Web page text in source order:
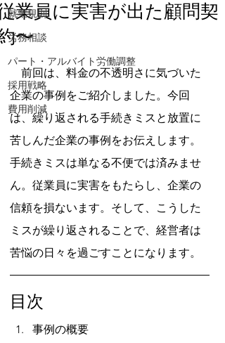
2025年1月にリリースした求人サイト「あるバ
イ」を運営する㈱ヒプスターの情報サイトに、
弊社が掲載されました！
「あるバイ」は無料掲載(2025年6月現在)、採用
しても費用が掛からない媒体です。
​是非、ご活用ください！！
【あるバイ関東版】アルバイト・バイト・パー
トの求人・仕事を探そう！アルバイト情報はこ
就業規則
労務相談
パート・アルバイト労働調整
採用戦略
費用削減
業員に実害が出た顧問契
〜
5つ星のうちNaNと評価されています。
前回は、料金の不透明さに気づいた
企業の事例をご紹介しました。今回
は、繰り返される手続きミスと放置に
苦しんだ企業の事例をお伝えします。
手続きミスは単なる不便では済みませ
ん。従業員に実害をもたらし、企業の
信頼を損ないます。そして、こうした
ミスが繰り返されることで、経営者は
苦悩の日々を過ごすことになります。
目次
事例の概要